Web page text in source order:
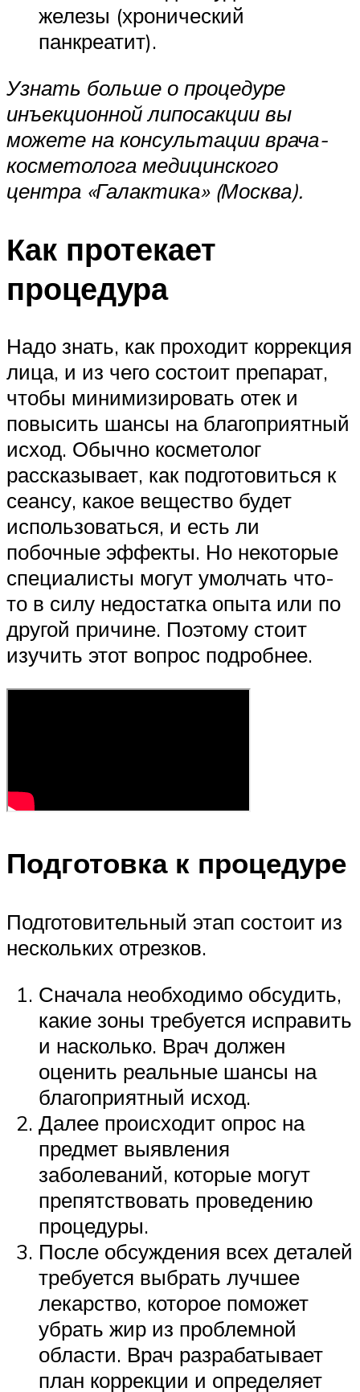
железы (хронический
панкреатит).
Узнать больше о процедуре
инъекционной липосакции вы
можете на консультации врача-
косметолога медицинского
центра «Галактика» (Москва).
Как протекает
процедура
Надо знать, как проходит коррекция
лица, и из чего состоит препарат,
чтобы минимизировать отек и
повысить шансы на благоприятный
исход. Обычно косметолог
рассказывает, как подготовиться к
сеансу, какое вещество будет
использоваться, и есть ли
побочные эффекты. Но некоторые
специалисты могут умолчать что-
то в силу недостатка опыта или по
другой причине. Поэтому стоит
изучить этот вопрос подробнее.
Подготовка к процедуре
Подготовительный этап состоит из
нескольких отрезков.
Сначала необходимо обсудить,
какие зоны требуется исправить
и насколько. Врач должен
оценить реальные шансы на
благоприятный исход.
Далее происходит опрос на
предмет выявления
заболеваний, которые могут
препятствовать проведению
процедуры.
После обсуждения всех деталей
требуется выбрать лучшее
лекарство, которое поможет
убрать жир из проблемной
области. Врач разрабатывает
план коррекции и определяет